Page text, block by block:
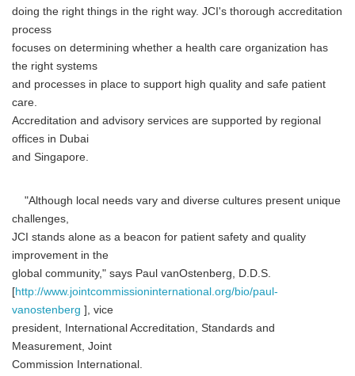
doing the right things in the right way. JCI's thorough accreditation
process
focuses on determining whether a health care organization has
the right systems
and processes in place to support high quality and safe patient
care.
Accreditation and advisory services are supported by regional
offices in Dubai
and Singapore.
"Although local needs vary and diverse cultures present unique
challenges,
JCI stands alone as a beacon for patient safety and quality
improvement in the
global community," says Paul vanOstenberg, D.D.S.
[http://www.jointcommissioninternational.org/bio/paul-
vanostenberg ], vice
president, International Accreditation, Standards and
Measurement, Joint
Commission International.